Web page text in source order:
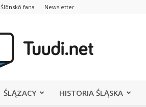
Ślōnskŏ fana Newsletter
ŚLĄZACY HISTORIA ŚLĄSKA